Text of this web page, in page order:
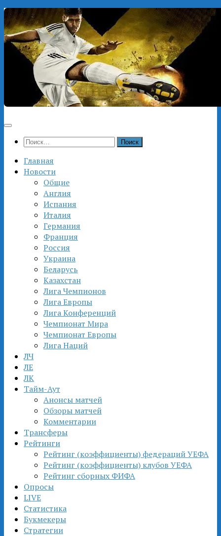
Перейти
к
содержимому
Найти:
Главная
Новости
Общие
Англия
Испания
Италия
Германия
Франция
Россия
Украина
Беларусь
Казахстан
Лига Чемпионов
Лига Европы
Лига Конференций
Чемпионат Мира
Чемпионат Европы
Лига Наций
ЛЧ
ЛЕ
ЛК
Тайм-Аут
Анонсы матчей
Обзоры матчей
Комментарии
Трансферы
Рейтинги
Рейтинг (коэффициенты) федераций УЕФА
Рейтинг (коэффициенты) клубов УЕФА
Рейтинг сборных ФИФА
Опросы
LIVE
Статистика
Букмекеры
Стратегии